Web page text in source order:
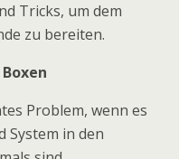
Tricks, um dem
zu bereiten.
Problem, wenn es
System in den